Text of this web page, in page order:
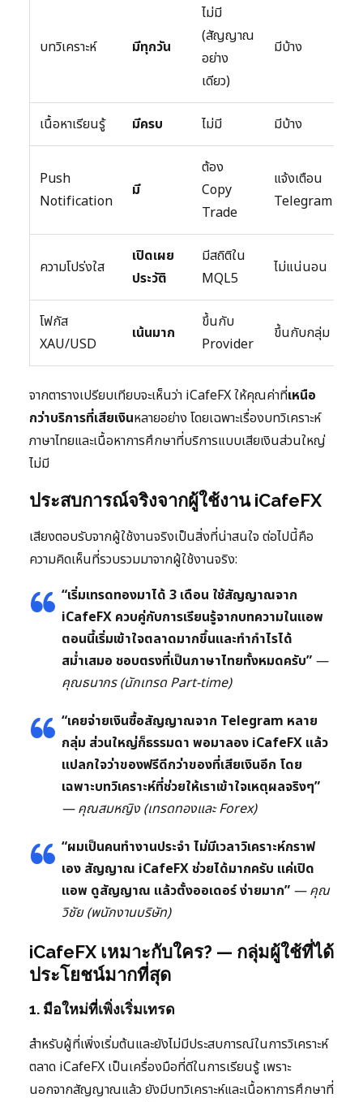
บทวิเคราะห์ มีทุกวัน
ไม่มี
(สัญญาณ
อย่าง
เดียว)
มีบ้าง
เนื้อหาเรียนรู้ มีครบ ไม่มี มีบ้าง
Push
Notification
มี
ต้อง
Copy
Trade
แจ้งเตือน
Telegram
ความโปร่งใส
เปิดเผย
ประวัติ
มีสถิติใน
MQL5
ไม่แน่นอน
โฟกัส
XAU/USD
เน้นมาก
ขึ้นกับ
Provider
ขึ้นกับกลุ่ม
จากตารางเปรียบเทียบจะเห็นว่า iCafeFX ให้คุณค่าที่เหนือ
กว่าบริการที่เสียเงินหลายอย่าง โดยเฉพาะเรื่องบทวิเคราะห์
ภาษาไทยและเนื้อหาการศึกษาที่บริการแบบเสียเงินส่วนใหญ่
ไม่มี
ประสบการณ์จริงจากผู้ใช้งาน iCafeFX
เสียงตอบรับจากผู้ใช้งานจริงเป็นสิ่งที่น่าสนใจ ต่อไปนี้คือ
ความคิดเห็นที่รวบรวมมาจากผู้ใช้งานจริง:
“เริ่มเทรดทองมาได้ 3 เดือน ใช้สัญญาณจาก
iCafeFX ควบคู่กับการเรียนรู้จากบทความในแอพ
ตอนนี้เริ่มเข้าใจตลาดมากขึ้นและทำกำไรได้
สม่ำเสมอ ชอบตรงที่เป็นภาษาไทยทั้งหมดครับ” —
คุณธนากร (นักเทรด Part-time)
“เคยจ่ายเงินซื้อสัญญาณจาก Telegram หลาย
กลุ่ม ส่วนใหญ่ก็ธรรมดา พอมาลอง iCafeFX แล้ว
แปลกใจว่าของฟรีดีกว่าของที่เสียเงินอีก โดย
เฉพาะบทวิเคราะห์ที่ช่วยให้เราเข้าใจเหตุผลจริงๆ”
— คุณสมหญิง (เทรดทองและ Forex)
“ผมเป็นคนทำงานประจำ ไม่มีเวลาวิเคราะห์กราฟ
เอง สัญญาณ iCafeFX ช่วยได้มากครับ แค่เปิด
แอพ ดูสัญญาณ แล้วตั้งออเดอร์ ง่ายมาก” — คุณ
วิชัย (พนักงานบริษัท)
iCafeFX เหมาะกับใคร? — กลุ่มผู้ใช้ที่ได้
ประโยชน์มากที่สุด
1. มือใหม่ที่เพิ่งเริ่มเทรด
สำหรับผู้ที่เพิ่งเริ่มต้นและยังไม่มีประสบการณ์ในการวิเคราะห์
ตลาด iCafeFX เป็นเครื่องมือที่ดีในการเรียนรู้ เพราะ
นอกจากสัญญาณแล้ว ยังมีบทวิเคราะห์และเนื้อหาการศึกษาที่